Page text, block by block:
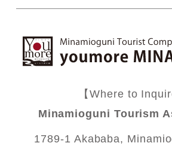
【Where to
Minamioguni Tourism
1789-1 Akababa,